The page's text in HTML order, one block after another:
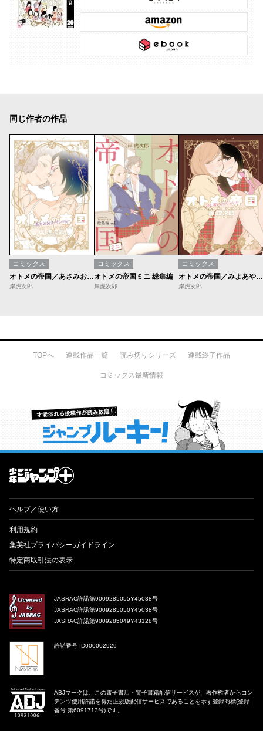
同じ作者の作品
コミックス
オトメの帝国／あさみおスペシャル
岸虎次郎
コミックス
オトメの帝国ミニ 総集編
岸虎次郎
コミックス
オトメの帝国／みよあやスペシャル
岸虎次郎
TOPへ 連載作品一覧 読み切りシリーズ 連載終了作品
コミックス最新情報
才能溢れる投稿作が読み放題！ ジャンプルーキー！
ヘルプ／使い方
利用規約
集英社プライバシーガイドライン
特定商取引法の表示
JASRAC許諾第9009285055Y45038号
JASRAC許諾第9009285050Y45038号
JASRAC許諾第9009285049Y43128号
許諾番号 ID000002929
ABJマークは、この電子書店・電子書籍配信サービスが、著作権者からコン
テンツ使用許諾を得た正規版配信サービスであることを示す登録商標(登録
番号 第6091713号)です。